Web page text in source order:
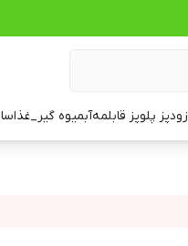
زودپز پلوپز قابلمهآبمیوه